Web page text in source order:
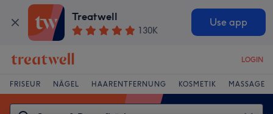
Treatwell
130K
Use app
LOGIN
FRISEUR NÄGEL HAARENTFERNUNG KOSMETIK MASSAGE